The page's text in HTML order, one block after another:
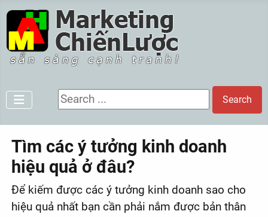
Search ... Search
Tìm các ý tưởng kinh doanh
hiệu quả ở đâu?
Để kiếm được các ý tưởng kinh doanh sao cho
hiệu quả nhất bạn cần phải nắm được bản thân